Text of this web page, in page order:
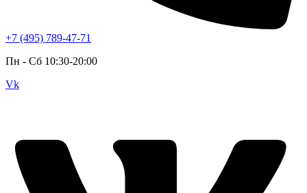
+7 (495) 789-47-71
Пн - Cб 10:30-20:00
Vk